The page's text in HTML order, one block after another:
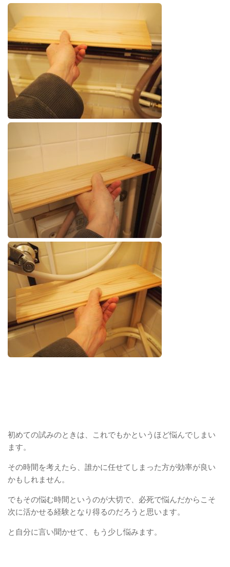
初めての試みのときは、これでもかというほど悩んでしまい
ます。
その時間を考えたら、誰かに任せてしまった方が効率が良い
かもしれません。
でもその悩む時間というのが大切で、必死で悩んだからこそ
次に活かせる経験となり得るのだろうと思います。
と自分に言い聞かせて、もう少し悩みます。